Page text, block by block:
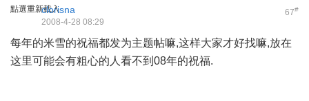
點選重新載入 67#
clorisna
2008-4-28 08:29
每年的米雪的祝福都发为主题帖嘛,这样大家才好找嘛,放在
这里可能会有粗心的人看不到08年的祝福.